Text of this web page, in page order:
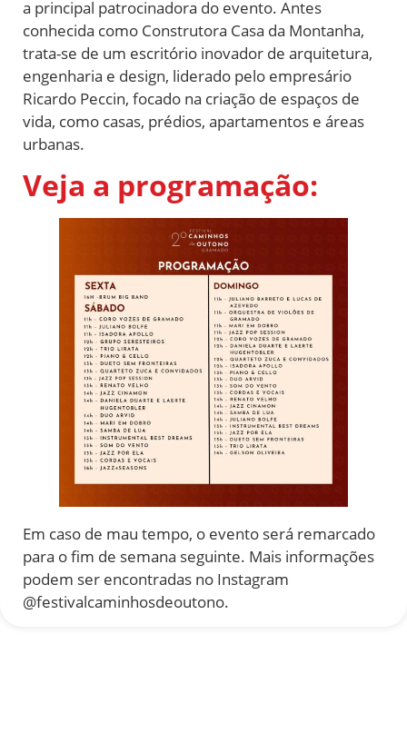
a principal patrocinadora do evento. Antes
conhecida como Construtora Casa da Montanha,
trata-se de um escritório inovador de arquitetura,
engenharia e design, liderado pelo empresário
Ricardo Peccin, focado na criação de espaços de
vida, como casas, prédios, apartamentos e áreas
urbanas.
Veja a programação:
Em caso de mau tempo, o evento será remarcado
para o fim de semana seguinte. Mais informações
podem ser encontradas no Instagram
@festivalcaminhosdeoutono.